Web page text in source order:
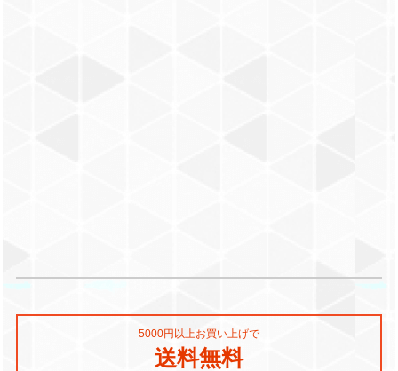
5000円以上お買い上げで
送料無料